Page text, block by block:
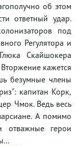
об этом
ответный удар.
под
Регулятора и
Скайшокера
Вторжение кажется
безумные члены
капитан Корк,
Чмок. Ведь весь
А помимо
отважные герои